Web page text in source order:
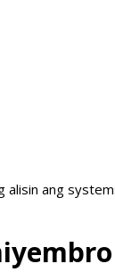
alisin ang